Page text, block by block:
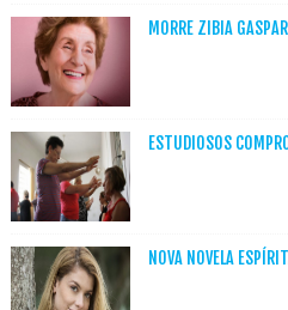
MORRE ZIBIA
ESTUDIOSOS
NOVA NOVELA